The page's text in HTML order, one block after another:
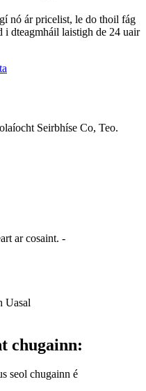
nó ár pricelist, le do thoil fág
i dteagmháil laistigh de 24 uair
Seirbhíse Co, Teo.
ar cosaint. -
Uasal
chugainn:
seol chugainn é